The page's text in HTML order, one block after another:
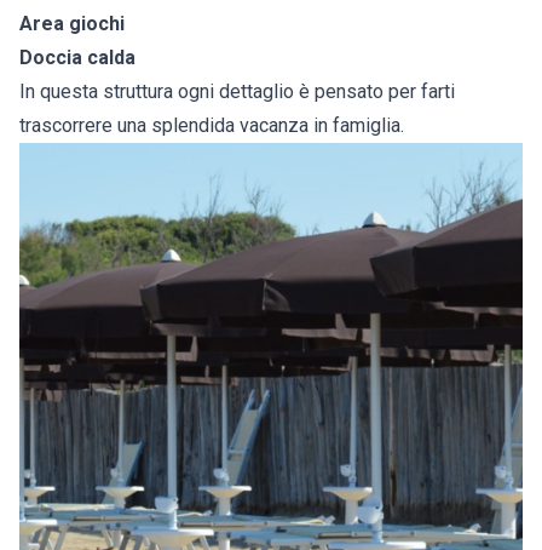
Area giochi
Doccia calda
In questa struttura ogni dettaglio è pensato per farti
trascorrere una splendida vacanza in famiglia.